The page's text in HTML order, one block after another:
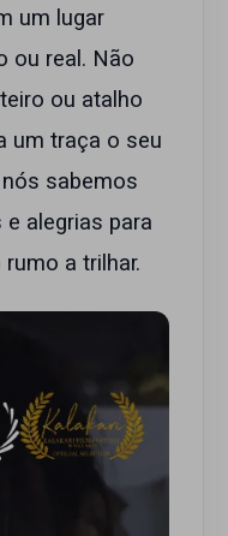
um lugar
ou real. Não
ou atalho
um traça o seu
sabemos
alegrias para
a trilhar.